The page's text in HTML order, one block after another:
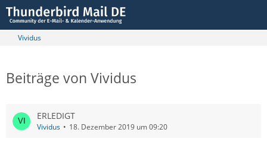
Vividus
Beiträge von Vividus
ERLEDIGT
Vividus 18. Dezember 2019 um 09:20